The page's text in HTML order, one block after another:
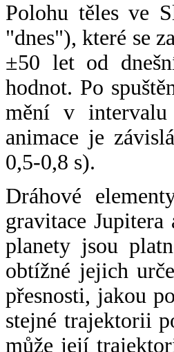
Polohu těles ve
"dnes"), které se
±50 let od
hodnot. Po
mění v intervalu
animace je
0,5-0,8 s).
Dráhové
gravitace
planety jsou
obtížné jejich
přesnosti, jakou
stejné trajektorii
může její